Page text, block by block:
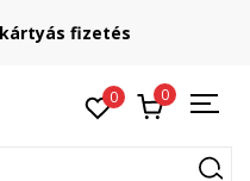
fizetés
0 0